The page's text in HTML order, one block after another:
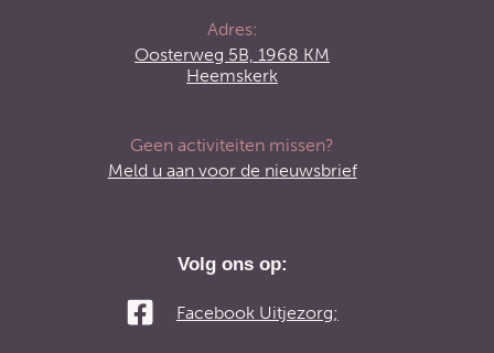
Adres:
Oosterweg 5B, 1968 KM
Heemskerk
Geen activiteiten missen?
Meld u aan voor de nieuwsbrief
Volg ons op:
Facebook Uitjezorg;